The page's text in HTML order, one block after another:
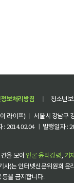
보처리방침 ㅣ 청소년
라이프) ㅣ 서울시 강남
2014.02.04 ㅣ 발행일자 :
을 모아언론 윤리강령, 기
사)는 인터넷신문위원회
을 금지합니다.